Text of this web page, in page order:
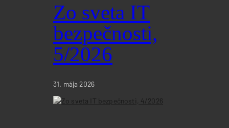
Zo sveta IT
bezpečnosti,
5/2026
31. mája 2026